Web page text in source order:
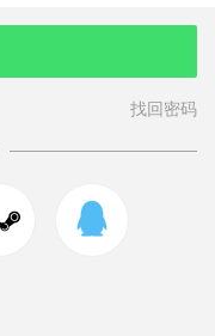
找回密码
